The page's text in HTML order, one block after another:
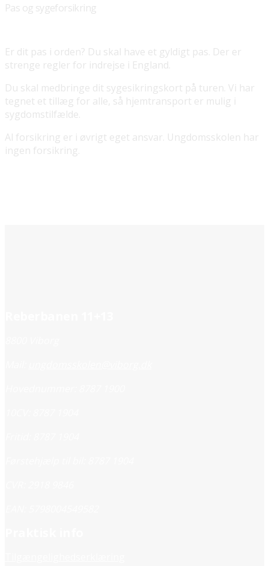
Pas og sygeforsikring
Er dit pas i orden? Du skal have et gyldigt pas. Der er
strenge regler for indrejse i England.
Du skal medbringe dit sygesikringskort på turen. Vi har
tegnet et tillæg for alle, så hjemtransport er mulig i
sygdomstilfælde.
Al forsikring er i øvrigt eget ansvar. Ungdomsskolen har
ingen forsikring.